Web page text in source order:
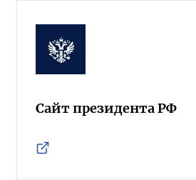
Сайт президента РФ